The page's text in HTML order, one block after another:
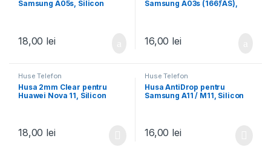
Samsung A05s, Silicon
18,00 lei
Samsung A03s (166’/AS),
16,00 lei
Huse Telefon
Husa 2mm Clear pentru
Huawei Nova 11, Silicon
18,00 lei
Huse Telefon
Husa AntiDrop pentru
Samsung A11 / M11, Silicon
16,00 lei